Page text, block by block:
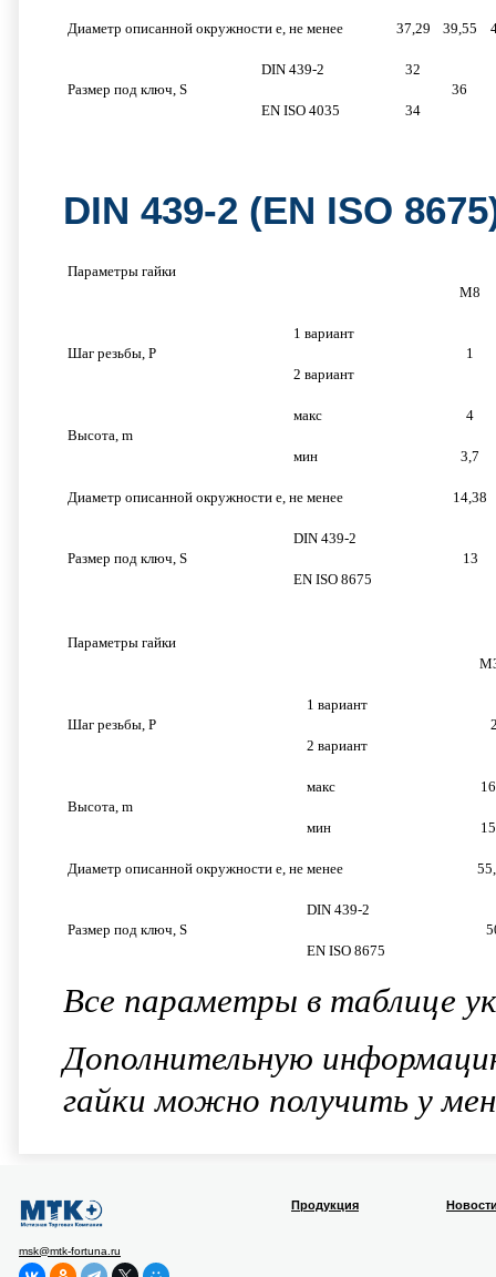
Диаметр описанной окружности e, не менее 37,29 39,55
Размер под ключ, S
DIN 439-2
32
36
EN ISO 4035
34
DIN 439-2 (EN ISO
Параметры гайки
M8
Шаг резьбы, P
1 вариант
1
2 вариант
Высота, m
макс 4
мин 3,7
Диаметр описанной окружности e, не менее 14,38
Размер под ключ, S
DIN 439-2
13
EN ISO 8675
Параметры гайки
Шаг резьбы, P
1 вариант
2 вариант
Высота, m
макс
мин
Диаметр описанной окружности e, не менее
Размер под ключ, S
DIN 439-2
EN ISO 8675
Все параметры в таблице
Дополнительную
гайки можно получить у
msk@mtk-fortuna.ru
Продукция